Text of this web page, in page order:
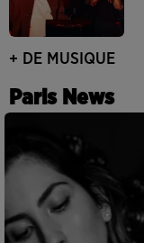
+ DE MUSIQUE
Paris News